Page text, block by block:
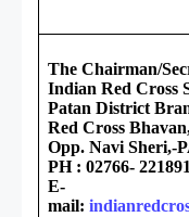
The Chairman/
Indian Red Cross
Patan District
Red Cross
Opp. Navi Sheri,-
PH : 02766-
E-
mail: